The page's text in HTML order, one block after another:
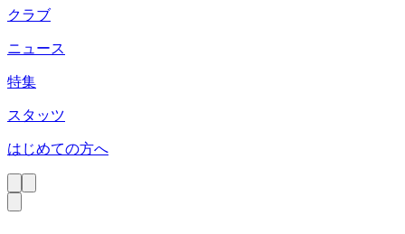
クラブ
ニュース
特集
スタッツ
はじめての方へ